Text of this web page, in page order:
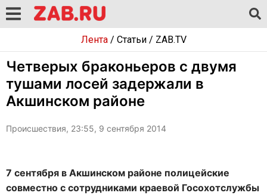
Лента/ Статьи/ ZAB.TV
Четверых браконьеров с двумя
тушами лосей задержали в
Акшинском районе
Происшествия, 23:55, 9 сентября 2014
7 сентября в Акшинском районе полицейские
совместно с сотрудниками краевой Госохотслужбы